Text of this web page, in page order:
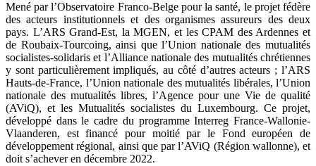
Mené par l’Observatoire Franco-Belge pour la santé, le projet fédère
des acteurs institutionnels et des organismes assureurs des deux
pays. L’ARS Grand-Est, la MGEN, et les CPAM des Ardennes et
de Roubaix-Tourcoing, ainsi que l’Union nationale des mutualités
socialistes-solidaris et l’Alliance nationale des mutualités chrétiennes
y sont particulièrement impliqués, au côté d’autres acteurs ; l’ARS
Hauts-de-France, l’Union nationale des mutualités libérales, l’Union
nationale des mutualités libres, l’Agence pour une Vie de qualité
(AViQ), et les Mutualités socialistes du Luxembourg. Ce projet,
développé dans le cadre du programme Interreg France-Wallonie-
Vlaanderen, est financé pour moitié par le Fond européen de
développement régional, ainsi que par l’AViQ (Région wallonne), et
doit s’achever en décembre 2022.